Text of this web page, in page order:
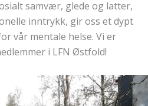
samvær, glede og latter,
inntrykk, gir oss et dypt
vår mentale helse. Vi er
i LFN Østfold!